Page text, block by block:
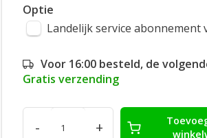
Optie
Landelijk service abonnement
Voor 16:00 besteld, de
Gratis verzending
- +